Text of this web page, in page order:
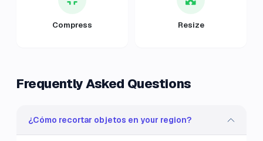
Compress Resize
Frequently Asked Questions
¿Cómo recortar objetos en your region?